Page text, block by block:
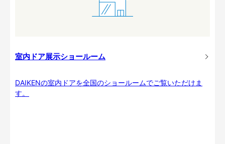
室内ドア展示ショールーム
DAIKENの室内ドアを全国のショールームでご覧いただけま
す。